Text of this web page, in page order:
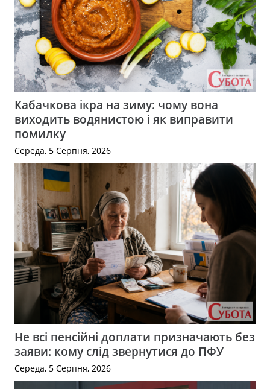
Кабачкова ікра на зиму: чому вона
виходить водянистою і як виправити
помилку
Середа, 5 Серпня, 2026
Не всі пенсійні доплати призначають без
заяви: кому слід звернутися до ПФУ
Середа, 5 Серпня, 2026